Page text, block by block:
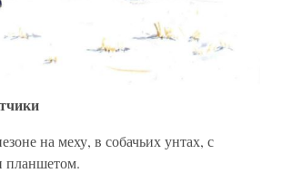
на меху, в собачьих унтах, с
планшетом.